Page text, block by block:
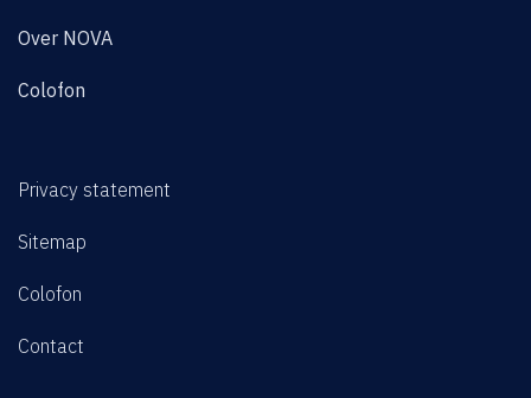
Over NOVA
Colofon
Privacy statement
Sitemap
Colofon
Contact